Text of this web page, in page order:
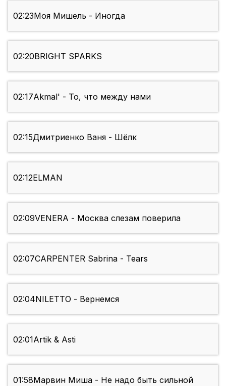
02:23Моя Мишель - Иногда
02:20BRIGHT SPARKS
02:17Akmal' - То, что между нами
02:15Дмитриенко Ваня - Шёлк
02:12ELMAN
02:09VENERA - Москва слезам поверила
02:07CARPENTER Sabrina - Tears
02:04NILETTO - Вернемся
02:01Artik & Asti
01:58Марвин Миша - Не надо быть сильной